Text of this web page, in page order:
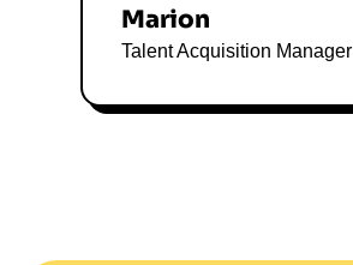
Marion
Talent Acquisition Manager